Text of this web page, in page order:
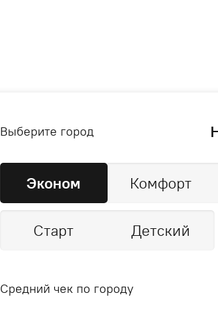
Выберите город
Эконом Комфорт
Старт Детский
Средний чек по городу